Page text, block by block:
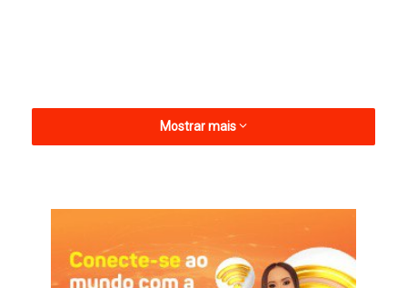
A Série C do Brasileiro, que terá o Botafogo-PB como o único
representante da Paraíba, terá 27 datas, devendo manter o
mesmo formato. O início da Terceirona está previsto para 13
de abril e o término em 26 de outubro.
Mostrar mais